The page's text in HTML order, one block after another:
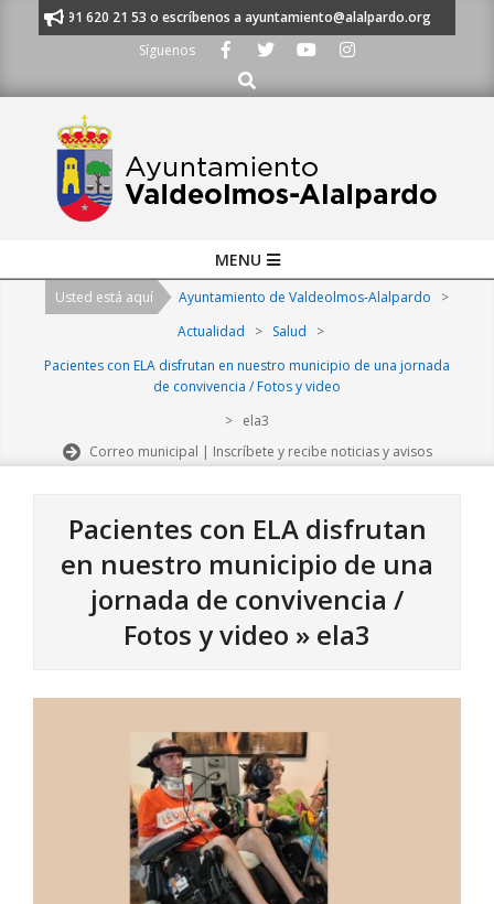
al 91 620 21 53 o escríbenos a ayuntamiento@alalpardo.org
Síguenos
Buscar
Navigation
MENU
Usted está aquí Ayuntamiento de Valdeolmos-Alalpardo
>
Actualidad
> Salud
>
Pacientes con ELA disfrutan en nuestro municipio de una jornada
de convivencia / Fotos y video
> ela3
Correo municipal | Inscríbete y recibe noticias y avisos
Pacientes con ELA disfrutan
en nuestro municipio de una
jornada de convivencia /
Fotos y video » ela3